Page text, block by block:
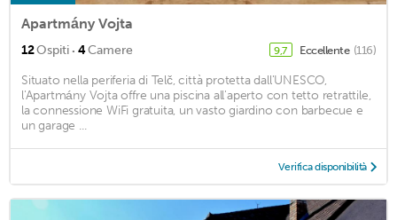
Apartmány Vojta
12Ospiti · 4Camere 9,7 Eccellente (116)
Situato nella periferia di Telč, città protetta dall'UNESCO,
l'Apartmány Vojta offre una piscina all'aperto con tetto retrattile,
la connessione WiFi gratuita, un vasto giardino con barbecue e
un garage ...
Verifica disponibilità